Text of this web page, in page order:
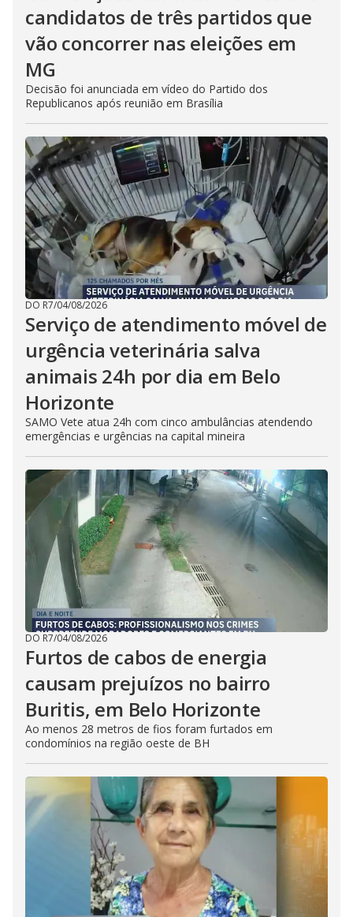
candidatos de três partidos que
vão concorrer nas eleições em
MG
Decisão foi anunciada em vídeo do Partido dos
Republicanos após reunião em Brasília
DO R7/04/08/2026
Serviço de atendimento móvel de
urgência veterinária salva
animais 24h por dia em Belo
Horizonte
SAMO Vete atua 24h com cinco ambulâncias atendendo
emergências e urgências na capital mineira
DO R7/04/08/2026
Furtos de cabos de energia
causam prejuízos no bairro
Buritis, em Belo Horizonte
Ao menos 28 metros de fios foram furtados em
condomínios na região oeste de BH